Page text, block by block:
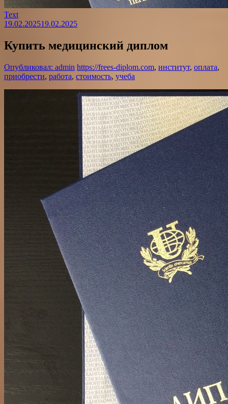
Text
19.02.202519.02.2025
Купить медицинский диплом
Опубликовал: admin https://frees-diplom.com, институт, оплата,
приобрести, работа, стоимость, учеба